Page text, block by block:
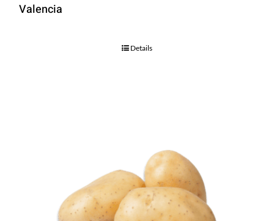
Valencia
Details